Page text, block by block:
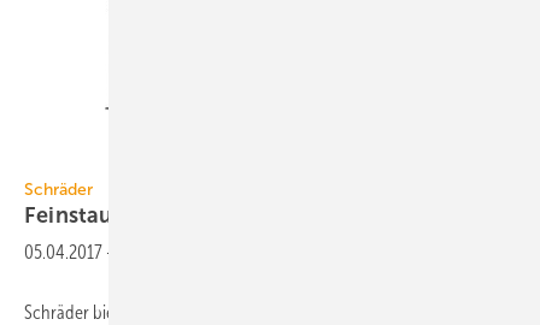
Schräder
Feinstaub-Abscheider bis 400
05.04.2017 -
Schräder bietet die Filterbox-S nun für Kesselleistungen bis 400 kW